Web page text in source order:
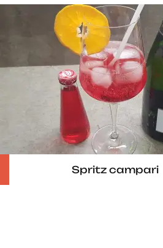
Spritz campari